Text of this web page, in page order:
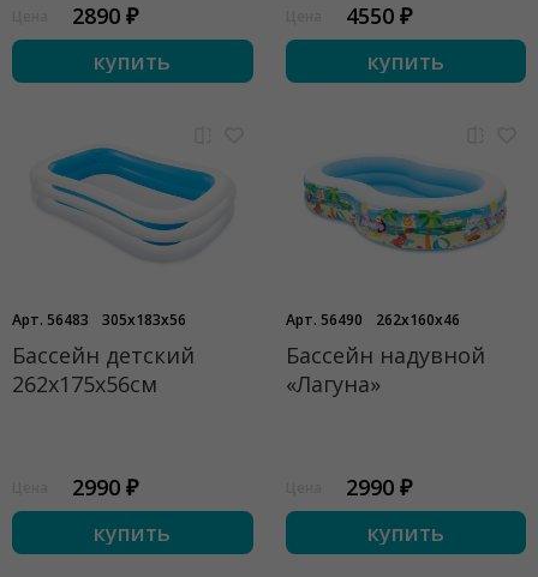
2890 ₽
купить
4550 ₽
купить
Арт. 56483 305x183x56
Бассейн детский
262х175х56см
2990 ₽
купить
Арт. 56490 262x160x46
Бассейн надувной
«Лагуна»
2990 ₽
купить